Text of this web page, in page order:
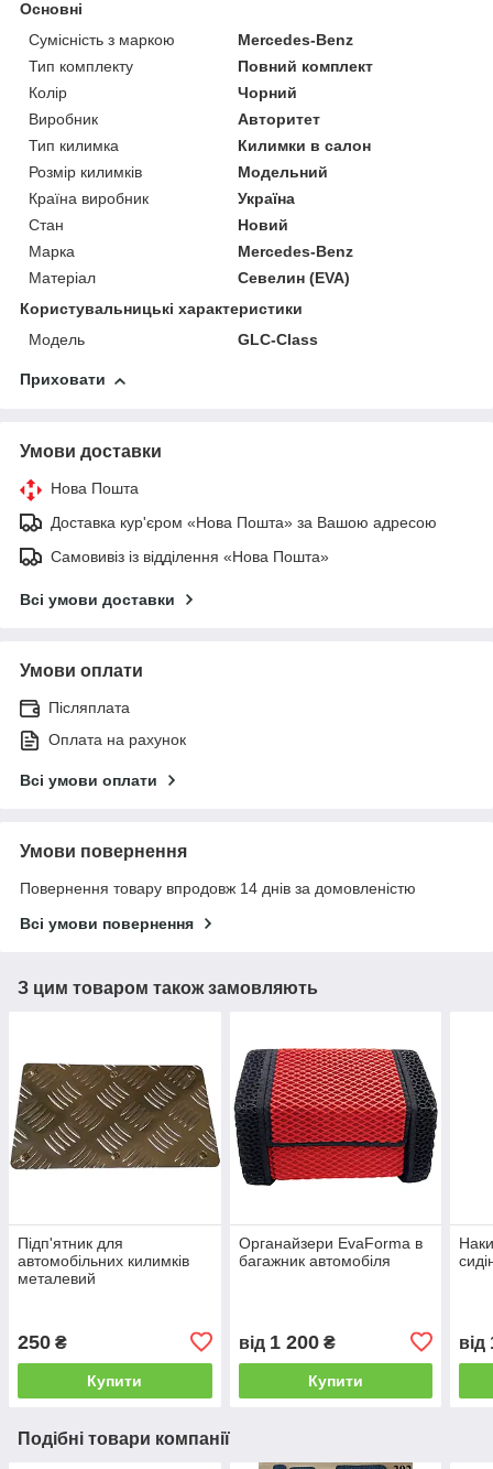
Основні
Сумісність з маркою
Mercedes-Benz
Тип комплекту
Повний комплект
Колір
Чорний
Виробник
Авторитет
Тип килимка
Килимки в салон
Розмір килимків
Модельний
Країна виробник
Україна
Стан
Новий
Марка
Mercedes-Benz
Матеріал
Севелин (EVA)
Користувальницькі характеристики
Модель
GLC-Class
Приховати
Умови доставки
Нова Пошта
Доставка кур'єром «Нова Пошта» за Вашою адресою
Самовивіз із відділення «Нова Пошта»
Всі умови доставки
Умови оплати
Післяплата
Оплата на рахунок
Всі умови оплати
Умови повернення
Повернення товару впродовж 14 днів за домовленістю
Всі умови повернення
З цим товаром також замовляють
Підп'ятник для
автомобільних килимків
металевий
250 ₴
Купити
Органайзери EvaForma в
багажник автомобіля
від 1 200₴
Купити
від
Подібні товари компанії